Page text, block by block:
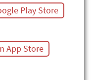
Ländler über
Rap führt. Die
zu verschiedenen
Orff- und
Play Store
App Store